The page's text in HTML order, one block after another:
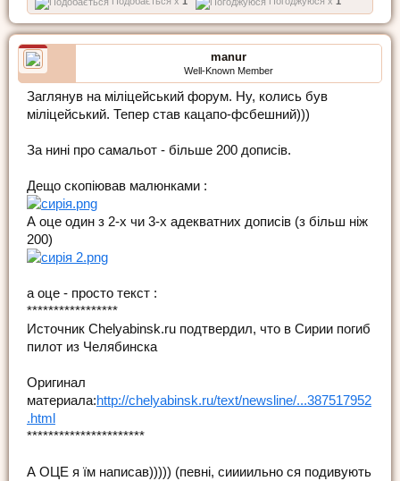
manur
Well-Known Member
Заглянув на міліцейський форум. Ну, колись був
міліцейський. Тепер став кацапо-фсбешний)))
За нині про самальот - більше 200 дописів.
Дещо скопіював малюнками :
А оце один з 2-х чи 3-х адекватних дописів (з більш ніж
200)
а оце - просто текст :
*****************
Источник Chelyabinsk.ru подтвердил, что в Сирии погиб
пилот из Челябинска
Оригинал
материала:http://chelyabinsk.ru/text/newsline/...387517952
.html
**********************
А ОЦЕ я їм написав))))) (певні, сиииильно ся подивують